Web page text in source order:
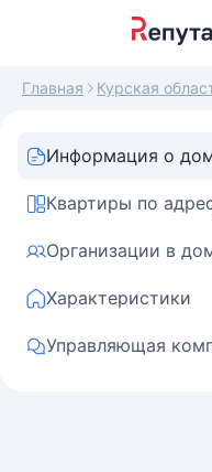
Главная Курская
Информация о
Квартиры по
Организации в
Характеристики
Управляющая